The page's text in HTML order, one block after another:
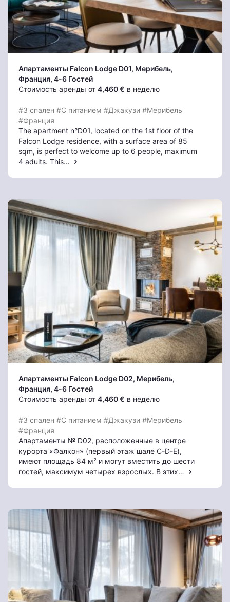
Апартаменты Falcon Lodge D01, Мерибель,
Франция, 4-6 Гостей
Стоимость аренды от 4,460 € в неделю
#3 спален #С питанием #Джакузи #Мерибель
#Франция
The apartment n°D01, located on the 1st floor of the
Falcon Lodge residence, with a surface area of 85
sqm, is perfect to welcome up to 6 people, maximum
4 adults. This…
Апартаменты Falcon Lodge D02, Мерибель,
Франция, 4-6 Гостей
Стоимость аренды от 4,460 € в неделю
#3 спален #С питанием #Джакузи #Мерибель
#Франция
Апартаменты № D02, расположенные в центре
курорта «Фалкон» (первый этаж шале C-D-E),
имеют площадь 84 м² и могут вместить до шести
гостей, максимум четырех взрослых. В этих…